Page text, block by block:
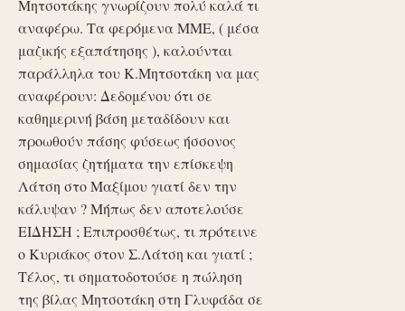
Μητσοτάκης γνωρίζουν πολύ καλά τι
αναφέρω. Τα φερόμενα ΜΜΕ, ( μέσα
μαζικής εξαπάτησης ), καλούνται
παράλληλα του Κ.Μητσοτάκη να μας
αναφέρουν: Δεδομένου ότι σε
καθημερινή βάση μεταδίδουν και
προωθούν πάσης φύσεως ήσσονος
σημασίας ζητήματα την επίσκεψη
Λάτση στο Μαξίμου γιατί δεν την
κάλυψαν ? Μήπως δεν αποτελούσε
ΕΙΔΗΣΗ ; Επιπροσθέτως, τι πρότεινε
ο Κυριάκος στον Σ.Λάτση και γιατί ;
Τέλος, τι σηματοδοτούσε η πώληση
της βίλας Μητσοτάκη στη Γλυφάδα σε